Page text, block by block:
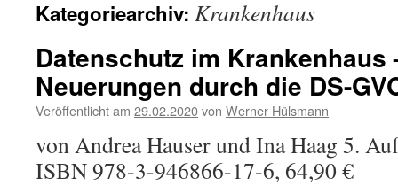
Kategoriearchiv: Krankenhaus
Datenschutz im Krankenhaus
Neuerungen durch die DS-
Veröffentlicht am 29.02.2020von Werner Hülsmann
von Andrea Hauser und Ina Haag 5.
ISBN 978-3-946866-17-6, 64,90 €